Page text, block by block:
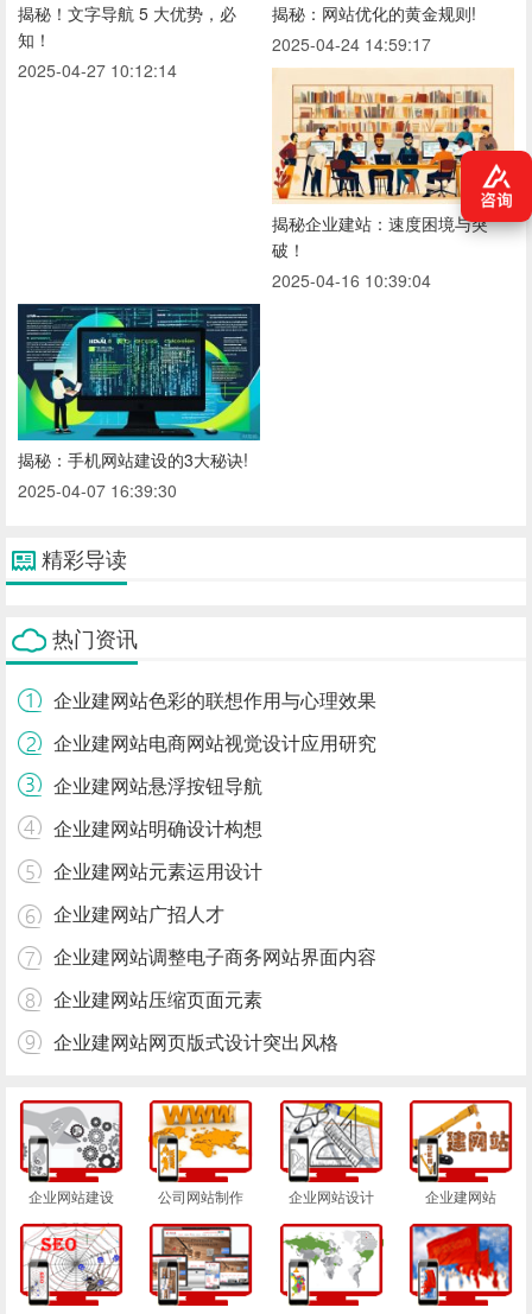
揭秘！文字导航 5 大优势，必
知！
2025-04-27 10:12:14
揭秘：网站优化的黄金规则!
2025-04-24 14:59:17
揭秘企业建站：速度困境与突
破！
2025-04-16 10:39:04
揭秘：手机网站建设的3大秘诀!
2025-04-07 16:39:30
精彩导读
热门资讯
企业建网站色彩的联想作用与心理效果
企业建网站电商网站视觉设计应用研究
企业建网站悬浮按钮导航
企业建网站明确设计构想
企业建网站元素运用设计
企业建网站广招人才
企业建网站调整电子商务网站界面内容
企业建网站压缩页面元素
企业建网站网页版式设计突出风格
企业网站建设 公司网站制作 企业网站设计 企业建网站